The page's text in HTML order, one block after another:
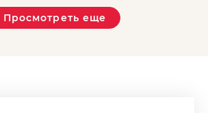
Просмотреть еще